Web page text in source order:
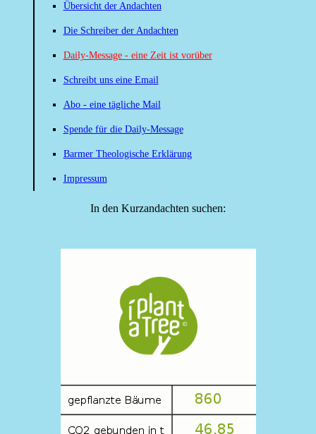
Übersicht der Andachten
Die Schreiber der Andachten
Daily-Message - eine Zeit ist vorüber
Schreibt uns eine Email
Abo - eine tägliche Mail
Spende für die Daily-Message
Barmer Theologische Erklärung
Impressum
In den Kurzandachten suchen: